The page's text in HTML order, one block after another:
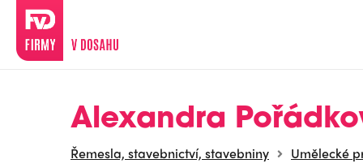
Alexandra
Řemesla, stavebnictví, stavebniny Umělecké